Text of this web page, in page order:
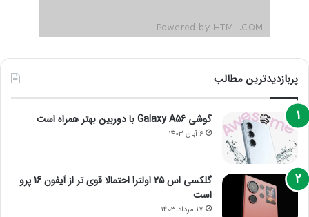
پربازدیدترین مطالب
گوشی Galaxy A56 با دوربین بهتر همراه است
6 آبان 1403
گلکسی اس 25 اولترا احتمالا قوی تر از آیفون 16 پرو
است
17 مرداد 1403